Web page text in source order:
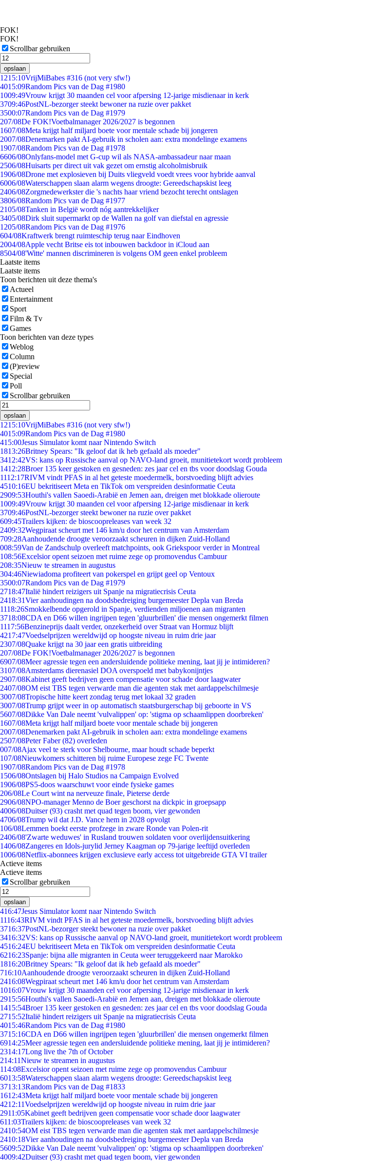
FOK!
FOK!
Scrollbar gebruiken
opslaan
1215:10VrijMiBabes #316 (not very sfw!)
4015:09Random Pics van de Dag #1980
1009:49Vrouw krijgt 30 maanden cel voor afpersing 12-jarige misdienaar in kerk
3709:46PostNL-bezorger steekt bewoner na ruzie over pakket
3500:07Random Pics van de Dag #1979
207/08De FOK!Voetbalmanager 2026/2027 is begonnen
1607/08Meta krijgt half miljard boete voor mentale schade bij jongeren
2007/08Denemarken pakt AI-gebruik in scholen aan: extra mondelinge examens
1907/08Random Pics van de Dag #1978
6606/08Onlyfans-model met G-cup wil als NASA-ambassadeur naar maan
2506/08Huisarts per direct uit vak gezet om ernstig alcoholmisbruik
1906/08Drone met explosieven bij Duits vliegveld voedt vrees voor hybride aanval
6006/08Waterschappen slaan alarm wegens droogte: Gereedschapskist leeg
2406/08Zorgmedewerkster die 's nachts haar vriend bezocht terecht ontslagen
3806/08Random Pics van de Dag #1977
2105/08Tanken in België wordt nóg aantrekkelijker
3405/08Dirk sluit supermarkt op de Wallen na golf van diefstal en agressie
1205/08Random Pics van de Dag #1976
604/08Kraftwerk brengt ruimteschip terug naar Eindhoven
2004/08Apple vecht Britse eis tot inbouwen backdoor in iCloud aan
8504/08'Witte' mannen discrimineren is volgens OM geen enkel probleem
Laatste items
Laatste items
Toon berichten uit deze thema's
Actueel
Entertainment
Sport
Film & Tv
Games
Toon berichten van deze types
Weblog
Column
(P)review
Special
Poll
Scrollbar gebruiken
opslaan
1215:10VrijMiBabes #316 (not very sfw!)
4015:09Random Pics van de Dag #1980
415:00Jesus Simulator komt naar Nintendo Switch
1813:26Britney Spears: "Ik geloof dat ik heb gefaald als moeder"
3412:42VS: kans op Russische aanval op NAVO-land groeit, munitietekort wordt probleem
1412:28Broer 135 keer gestoken en gesneden: zes jaar cel en tbs voor doodslag Gouda
1112:17RIVM vindt PFAS in al het geteste moedermelk, borstvoeding blijft advies
4510:16EU bekritiseert Meta en TikTok om verspreiden desinformatie Ceuta
2909:53Houthi's vallen Saoedi-Arabië en Jemen aan, dreigen met blokkade olieroute
1009:49Vrouw krijgt 30 maanden cel voor afpersing 12-jarige misdienaar in kerk
3709:46PostNL-bezorger steekt bewoner na ruzie over pakket
609:45Trailers kijken: de bioscoopreleases van week 32
2409:32Wegpiraat scheurt met 146 km/u door het centrum van Amsterdam
709:28Aanhoudende droogte veroorzaakt scheuren in dijken Zuid-Holland
008:59Van de Zandschulp overleeft matchpoints, ook Griekspoor verder in Montreal
108:56Excelsior opent seizoen met ruime zege op promovendus Cambuur
208:35Nieuw te streamen in augustus
304:46Niewiadoma profiteert van pokerspel en grijpt geel op Ventoux
3500:07Random Pics van de Dag #1979
2718:47Italië hindert reizigers uit Spanje na migratiecrisis Ceuta
2418:31Vier aanhoudingen na doodsbedreiging burgemeester Depla van Breda
1118:26Smokkelbende opgerold in Spanje, verdienden miljoenen aan migranten
3718:08CDA en D66 willen ingrijpen tegen 'gluurbrillen' die mensen ongemerkt filmen
1117:56Benzineprijs daalt verder, onzekerheid over Straat van Hormuz blijft
4217:47Voedselprijzen wereldwijd op hoogste niveau in ruim drie jaar
2307/08Quake krijgt na 30 jaar een gratis uitbreiding
207/08De FOK!Voetbalmanager 2026/2027 is begonnen
6907/08Meer agressie tegen een andersluidende politieke mening, laat jij je intimideren?
3107/08Amsterdams dierenasiel DOA overspoeld met babykonijntjes
2907/08Kabinet geeft bedrijven geen compensatie voor schade door laagwater
2407/08OM eist TBS tegen verwarde man die agenten stak met aardappelschilmesje
3007/08Tropische hitte keert zondag terug met lokaal 32 graden
3007/08Trump grijpt weer in op automatisch staatsburgerschap bij geboorte in VS
5607/08Dikke Van Dale neemt 'vulvalippen' op: 'stigma op schaamlippen doorbreken'
1607/08Meta krijgt half miljard boete voor mentale schade bij jongeren
2007/08Denemarken pakt AI-gebruik in scholen aan: extra mondelinge examens
2507/08Peter Faber (82) overleden
007/08Ajax veel te sterk voor Shelbourne, maar houdt schade beperkt
107/08Nieuwkomers schitteren bij ruime Europese zege FC Twente
1907/08Random Pics van de Dag #1978
1506/08Ontslagen bij Halo Studios na Campaign Evolved
1906/08PS5-doos waarschuwt voor einde fysieke games
206/08Le Court wint na nerveuze finale, Pieterse derde
2906/08NPO-manager Menno de Boer geschorst na dickpic in groepsapp
4006/08Duitser (93) crasht met quad tegen boom, vier gewonden
4706/08Trump wil dat J.D. Vance hem in 2028 opvolgt
106/08Lemmen boekt eerste profzege in zware Ronde van Polen-rit
2406/08'Zwarte weduwes' in Rusland trouwen soldaten voor overlijdensuitkering
1406/08Zangeres en Idols-jurylid Jerney Kaagman op 79-jarige leeftijd overleden
1006/08Netflix-abonnees krijgen exclusieve early access tot uitgebreide GTA VI trailer
Actieve items
Actieve items
Scrollbar gebruiken
opslaan
416:47Jesus Simulator komt naar Nintendo Switch
1116:43RIVM vindt PFAS in al het geteste moedermelk, borstvoeding blijft advies
3716:37PostNL-bezorger steekt bewoner na ruzie over pakket
3416:32VS: kans op Russische aanval op NAVO-land groeit, munitietekort wordt probleem
4516:24EU bekritiseert Meta en TikTok om verspreiden desinformatie Ceuta
6216:23Spanje: bijna alle migranten in Ceuta weer teruggekeerd naar Marokko
1816:20Britney Spears: "Ik geloof dat ik heb gefaald als moeder"
716:10Aanhoudende droogte veroorzaakt scheuren in dijken Zuid-Holland
2416:08Wegpiraat scheurt met 146 km/u door het centrum van Amsterdam
1016:07Vrouw krijgt 30 maanden cel voor afpersing 12-jarige misdienaar in kerk
2915:56Houthi's vallen Saoedi-Arabië en Jemen aan, dreigen met blokkade olieroute
1415:54Broer 135 keer gestoken en gesneden: zes jaar cel en tbs voor doodslag Gouda
2715:52Italië hindert reizigers uit Spanje na migratiecrisis Ceuta
4015:46Random Pics van de Dag #1980
3715:16CDA en D66 willen ingrijpen tegen 'gluurbrillen' die mensen ongemerkt filmen
6914:25Meer agressie tegen een andersluidende politieke mening, laat jij je intimideren?
2314:17Long live the 7th of October
214:11Nieuw te streamen in augustus
114:08Excelsior opent seizoen met ruime zege op promovendus Cambuur
6013:58Waterschappen slaan alarm wegens droogte: Gereedschapskist leeg
3713:13Random Pics van de Dag #1833
1612:43Meta krijgt half miljard boete voor mentale schade bij jongeren
4212:11Voedselprijzen wereldwijd op hoogste niveau in ruim drie jaar
2911:05Kabinet geeft bedrijven geen compensatie voor schade door laagwater
611:03Trailers kijken: de bioscoopreleases van week 32
2410:54OM eist TBS tegen verwarde man die agenten stak met aardappelschilmesje
2410:18Vier aanhoudingen na doodsbedreiging burgemeester Depla van Breda
5609:52Dikke Van Dale neemt 'vulvalippen' op: 'stigma op schaamlippen doorbreken'
4009:42Duitser (93) crasht met quad tegen boom, vier gewonden